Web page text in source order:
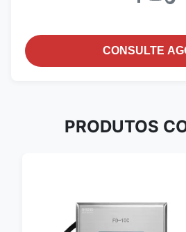
CONSULTE
PRODUTOS